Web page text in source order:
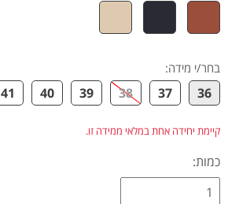
בחר/י מידה:
36
37
38
39
40
41
קיימת יחידה אחת במלאי ממידה זו.
כמות: